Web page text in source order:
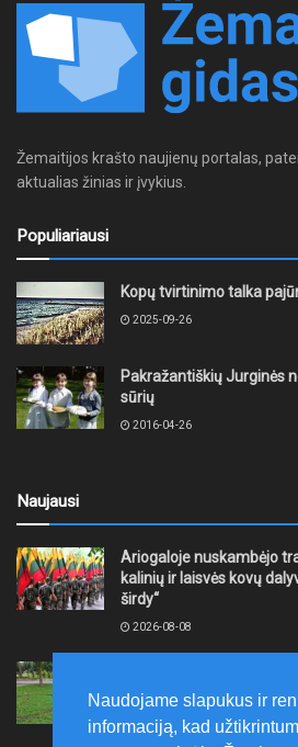
Žemaitijos krašto naujienų portalas,
aktualias žinias ir įvykius.
Populiariausi
Kopų tvirtinimo talka
2025-09-26
Pakražantiškių Jurginės
sūrių
2016-04-26
Naujausi
Ariogaloje nuskambėjo
kalinių ir laisvės kovų
širdy“
2026-08-08
laikytis Kelių eismo
2026-08-08
Naudojame slapukus ir
informaciją, kad